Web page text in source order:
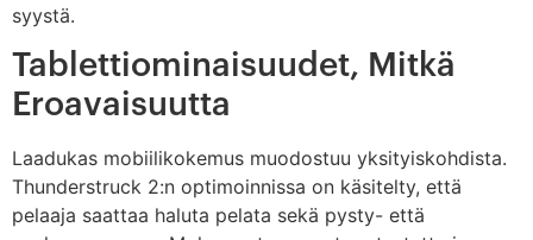
syystä.
Tablettiominaisuudet, Mitkä
Eroavaisuutta
Laadukas mobiilikokemus muodostuu yksityiskohdista.
Thunderstruck 2:n optimoinnissa on käsitelty, että
pelaaja saattaa haluta pelata sekä pysty- että